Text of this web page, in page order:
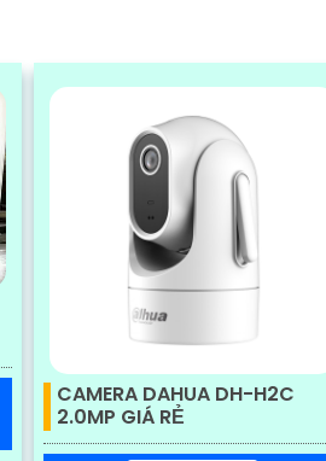
CAMERA DAHUA DH-H2C
2.0MP GIÁ RẺ